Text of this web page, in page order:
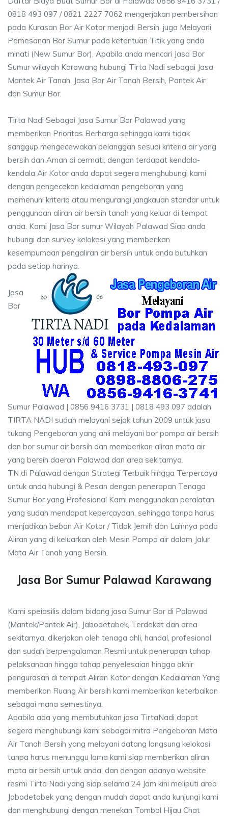
0818 493 097 / 0821 2227 7062 mengerjakan pembersihan
pada Kurasan Bor Air Kotor menjadi Bersih, juga Melayani
Pemesanan Bor Sumur pada ketentuan Titik yang anda
minati (New Sumur Bor), Apabila anda mencari Jasa Bor
Sumur wilayah Karawang hubungi Tirta Nadi sebagai Jasa
Mantek Air Tanah, Jasa Bor Air Tanah Bersih, Pantek Air
dan Sumur Bor.
Tirta Nadi Sebagai Jasa Sumur Bor Palawad yang
memberikan Prioritas Berharga sehingga kami tidak
sanggup mengecewakan pelanggan sesuai kriteria air yang
bersih dan Aman di cermati, dengan terdapat kendala-
kendala Air Kotor anda dapat segera menghubungi kami
dengan pengecekan kedalaman pengeboran yang
memenuhi kriteria atau mengurangi jangkauan standar untuk
penggunaan aliran air bersih tanah yang keluar di tempat
anda. Kami Jasa Bor sumur Wilayah Palawad Siap anda
hubungi dan survey kelokasi yang memberikan
kesempurnaan pengaliran air bersih untuk anda butuhkan
pada setiap harinya.
Jasa
Bor
Sumur Palawad | 0856 9416 3731 | 0818 493 097 adalah
TIRTA NADI sudah melayani sejak tahun 2009 untuk jasa
tukang Pengeboran yang ahli melayani bor pompa air bersih
dan bor sumur air bersih dan memberikan aliran mata air
yang bersih daerah Palawad dan area sekitarnya.
TN di Palawad dengan Strategi Terbaik hingga Terpercaya
untuk anda hubungi & Pesan dengan penerapan Tenaga
Sumur Bor yang Profesional Kami menggunakan peralatan
yang sudah mendapat kepercayaan, sehingga tanpa harus
menjadikan beban Air Kotor / Tidak Jernih dan Lainnya pada
Aliran yang di keluarkan oleh Mesin Pompa air dalam Jalur
Mata Air Tanah yang Bersih.
Jasa Bor Sumur Palawad Karawang
Kami speiasilis dalam bidang jasa Sumur Bor di Palawad
(Mantek/Pantek Air), Jabodetabek, Terdekat dan area
sekitarnya, dikerjakan oleh tenaga ahli, handal, profesional
dan sudah berpengalaman Resmi untuk penerapan tahap
pelaksanaan hingga tahap penyelesaian hingga akhir
pengurasan di tempat Aliran Kotor dengan Kedalaman Yang
memberikan Ruang Air bersih kami memberikan keterbaikan
sebagai mana semestinya.
Apabila ada yang membutuhkan jasa TirtaNadi dapat
segera menghubungi kami sebagai mitra Pengeboran Mata
Air Tanah Bersih yang melayani datang langsung kelokasi
tanpa harus menunggu lama kami siap memberikan aliran
mata air bersih untuk anda, dan dengan adanya website
resmi Tirta Nadi yang siap selama 24 Jam kini meliputi area
Jabodetabek yang dengan mudah dapat anda kunjungi kami
dan menghubungi dengan menekan Tombol Hijau Chat